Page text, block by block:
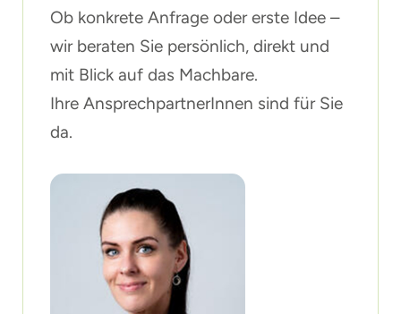
Ob konkrete Anfrage oder erste Idee –
wir beraten Sie persönlich, direkt und
mit Blick auf das Machbare.
Ihre AnsprechpartnerInnen sind für Sie
da.